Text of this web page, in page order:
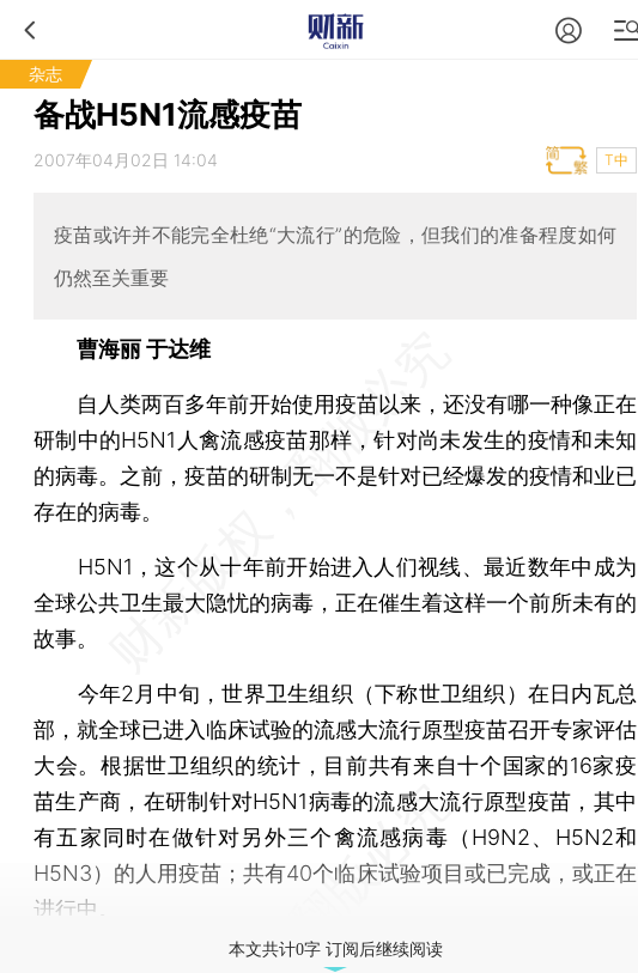
杂志
备战H5N1流感疫苗
2007年04月02日 14:04 T中
疫苗或许并不能完全杜绝“大流行”的危险，但我们的准备程度如何
仍然至关重要
曹海丽 于达维
自人类两百多年前开始使用疫苗以来，还没有哪一种像正在
研制中的H5N1人禽流感疫苗那样，针对尚未发生的疫情和未知
的病毒。之前，疫苗的研制无一不是针对已经爆发的疫情和业已
存在的病毒。
H5N1，这个从十年前开始进入人们视线、最近数年中成为
全球公共卫生最大隐忧的病毒，正在催生着这样一个前所未有的
故事。
今年2月中旬，世界卫生组织（下称世卫组织）在日内瓦总
部，就全球已进入临床试验的流感大流行原型疫苗召开专家评估
大会。根据世卫组织的统计，目前共有来自十个国家的16家疫
苗生产商，在研制针对H5N1病毒的流感大流行原型疫苗，其中
有五家同时在做针对另外三个禽流感病毒（H9N2、H5N2和
H5N3）的人用疫苗；共有40个临床试验项目或已完成，或正在
进行中。
本文共计0字 订阅后继续阅读